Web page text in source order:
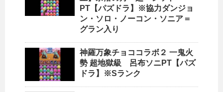
PT【パズドラ】※協力ダンジョ
ン・ソロ・ノーコン・ソニア＝
グラン入り
神羅万象チョココラボ２ 一鬼火
勢 超地獄級 呂布ソニPT【パズ
ドラ】※Sランク